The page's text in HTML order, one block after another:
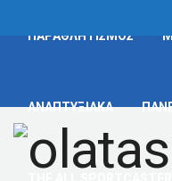
ΠΑΡΑΘΛΗΤΙΣΜΟΣ
ΑΝΑΠΤΥΞΙΑΚΑ